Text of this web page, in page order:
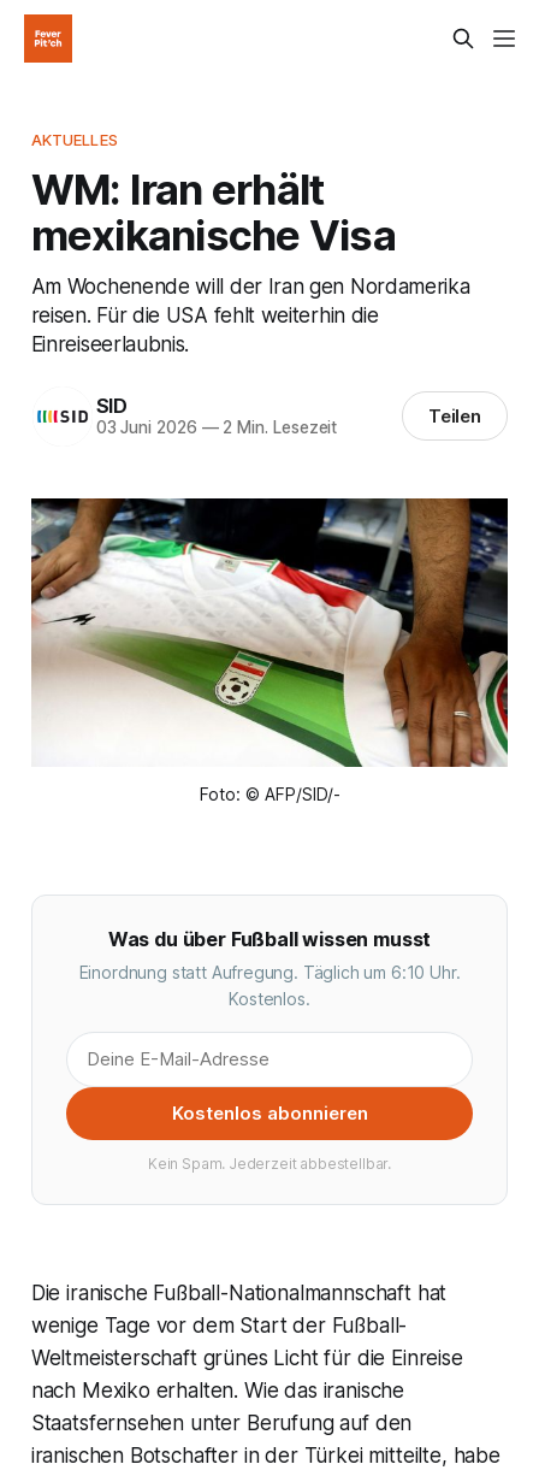
AKTUELLES
WM: Iran erhält
mexikanische Visa
Am Wochenende will der Iran gen Nordamerika
reisen. Für die USA fehlt weiterhin die
Einreiseerlaubnis.
SID
03 Juni 2026 —2 Min. Lesezeit Teilen
Foto: © AFP/SID/-
Was du über Fußball wissen musst
Einordnung statt Aufregung. Täglich um 6:10 Uhr.
Kostenlos.
Kostenlos abonnieren
Kein Spam. Jederzeit abbestellbar.
Die iranische Fußball-Nationalmannschaft hat
wenige Tage vor dem Start der Fußball-
Weltmeisterschaft grünes Licht für die Einreise
nach Mexiko erhalten. Wie das iranische
Staatsfernsehen unter Berufung auf den
iranischen Botschafter in der Türkei mitteilte, habe